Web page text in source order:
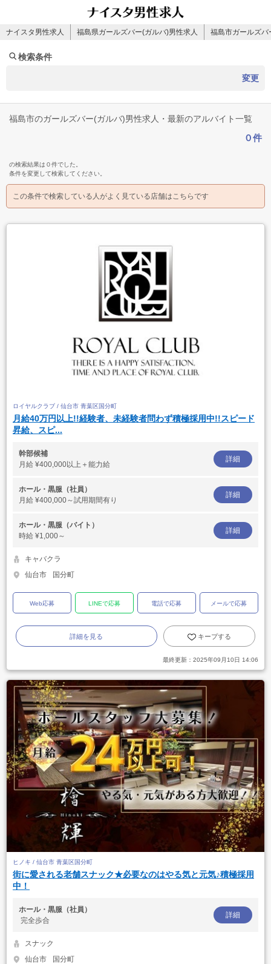
ナイスタ男性求人 福島県ガールズバー(ガルバ)男性求人 福島市ガールズ
検索条件
変更
福島市のガールズバー(ガルバ)男性求人・最新のアルバイト一覧
０件
の検索結果は０件でした。
条件を変更して検索してください。
この条件で検索している人がよく見ている店舗はこちらです
ロイヤルクラブ / 仙台市 青葉区国分町
月給40万円以上!!経験者、未経験者問わず積極採用中!!スピード
昇給、スピ...
幹部候補
月給 ¥400,000以上＋能力給
詳細
ホール・黒服（社員）
月給 ¥400,000～試用期間有り
詳細
ホール・黒服（バイト）
時給 ¥1,000～
詳細
キャバクラ
仙台市
国分町
Web応募 LINEで応募 電話で応募 メールで応募
詳細を見る キープする
最終更新： 2025年09月10日 14:06
ヒノキ / 仙台市 青葉区国分町
街に愛される老舗スナック★必要なのはやる気と元気♪積極採用
中！
ホール・黒服（社員）
完全歩合
詳細
スナック
仙台市
国分町